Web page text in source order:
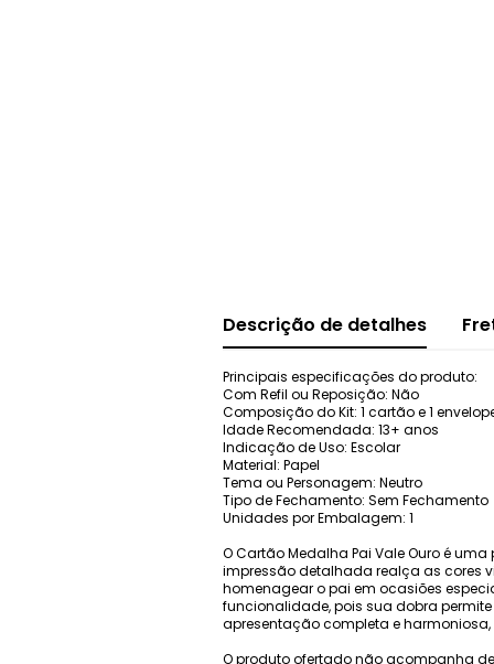
Descrição de detalhes
Principais especificações do produto:
Com Refil ou Reposição: Não
Composição do Kit: 1 cartão e 1
Idade Recomendada: 13+ anos
Indicação de Uso: Escolar
Material: Papel
Tema ou Personagem: Neutro
Tipo de Fechamento: Sem Fechamento
Unidades por Embalagem: 1
O Cartão Medalha Pai Vale Ouro é
impressão detalhada realça as cores
homenagear o pai em ocasiões
funcionalidade, pois sua dobra
apresentação completa e
O produto ofertado não acompanha